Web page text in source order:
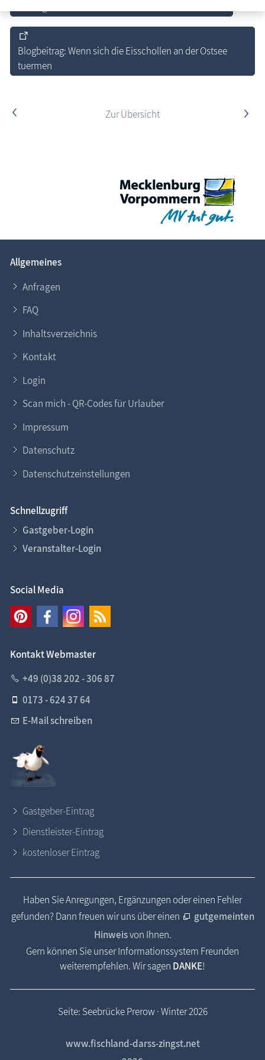
Blogbeitrag: Wenn sich die Eisschollen an der Ostsee
tuermen
< Zur Übersicht >
Allgemeines
Anfragen
FAQ
Inhaltsverzeichnis
Kontakt
Login
Scan mich - QR-Codes für Urlauber
Impressum
Datenschutz
Datenschutzeinstellungen
Schnellzugriff
Gastgeber-Login
Veranstalter-Login
Social Media
Kontakt Webmaster
+49 (0)38 202 - 306 87
0173 - 624 37 64
E-Mail schreiben
Gastgeber-Eintrag
Dienstleister-Eintrag
kostenloser Eintrag
Haben Sie Anregungen, Ergänzungen oder einen Fehler
gefunden? Dann freuen wir uns über einen
gutgemeinten
Hinweisvon Ihnen.
Gern können Sie unser Informationssystem Freunden
weiterempfehlen. Wir sagen DANKE!
Seite: Seebrücke Prerow · Winter 2026
www.fischland-darss-zingst.net